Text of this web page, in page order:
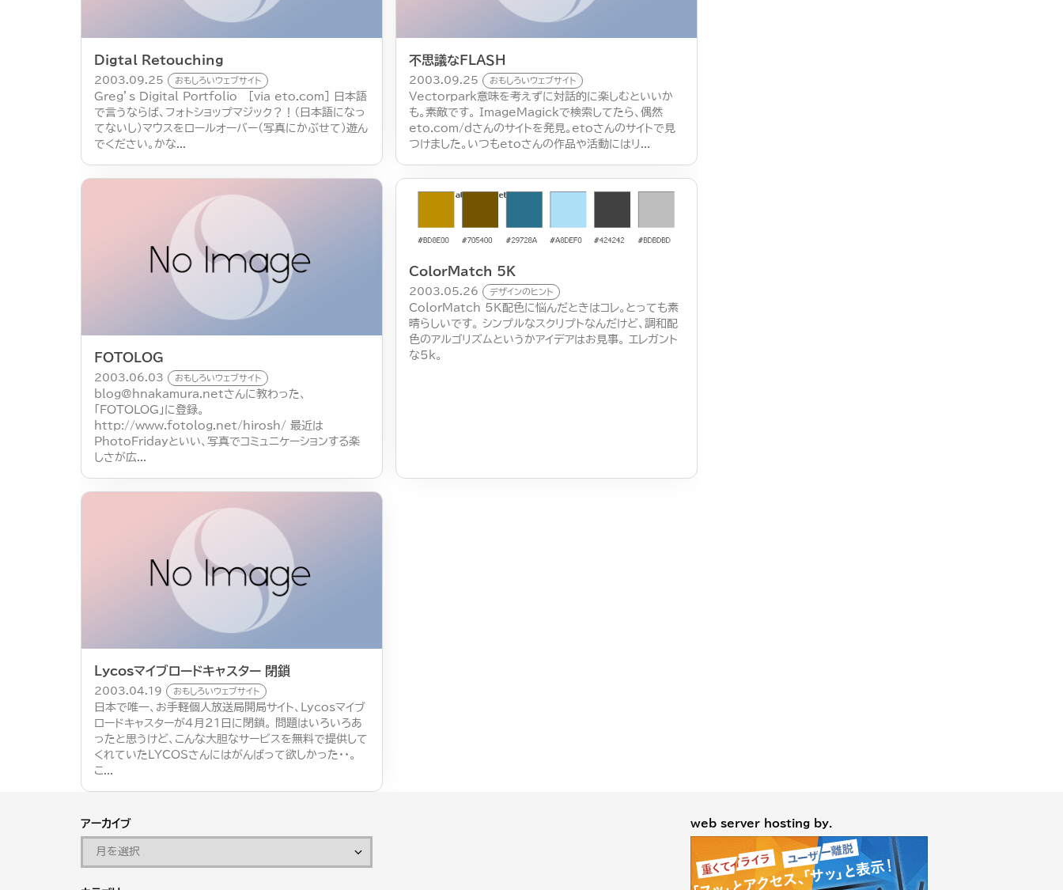
Digtal Retouching
2003.09.25 おもしろいウェブサイト
Greg’s Digital Portfolio [via eto.com] 日本語
で言うならば、フォトショップマジック？！（日本語になっ
てないし）マウスをロールオーバー（写真にかぶせて）遊ん
でください。かな...
不思議なＦＬＡＳＨ
2003.09.25 おもしろいウェブサイト
Vectorpark意味を考えずに対話的に楽しむといいか
も。素敵です。 ImageMagickで検索してたら、偶然
eto.com/dさんのサイトを発見。etoさんのサイトで見
つけました。いつもetoさんの作品や活動にはリ...
FOTOLOG
2003.06.03 おもしろいウェブサイト
blog@hnakamura.netさんに教わった、
「FOTOLOG」に登録。
http://www.fotolog.net/hirosh/ 最近は
PhotoFridayといい、写真でコミュニケーションする楽
しさが広...
ColorMatch 5K
2003.05.26 デザインのヒント
ColorMatch 5K配色に悩んだときはコレ。とっても素
晴らしいです。 シンプルなスクリプトなんだけど、調和配
色のアルゴリズムというかアイデアはお見事。 エレガント
な5k。
Lycosマイブロードキャスター 閉鎖
2003.04.19 おもしろいウェブサイト
日本で唯一、お手軽個人放送局開局サイト、Lycosマイブ
ロードキャスターが4月21日に閉鎖。 問題はいろいろあ
ったと思うけど、こんな大胆なサービスを無料で提供して
くれていたLYCOSさんにはがんばって欲しかった・・。
こ...
アーカイブ web server hosting by.